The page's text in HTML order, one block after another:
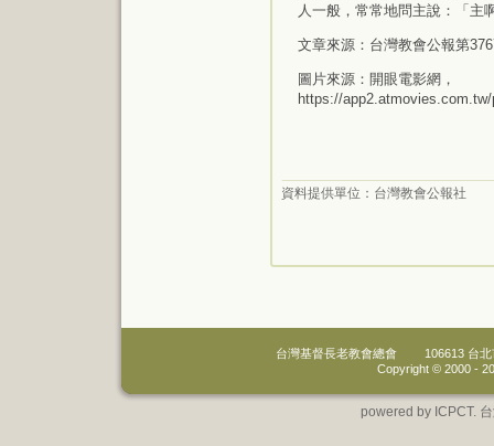
人一般，常常地問主說：「主
文章來源：台灣教會公報第
圖片來源：開眼電影網，
https://
資料提供單位： 台灣教會公報社
台灣基督長老教會總會
106613 台
Copyright © 2000 -
powered by ICPCT.